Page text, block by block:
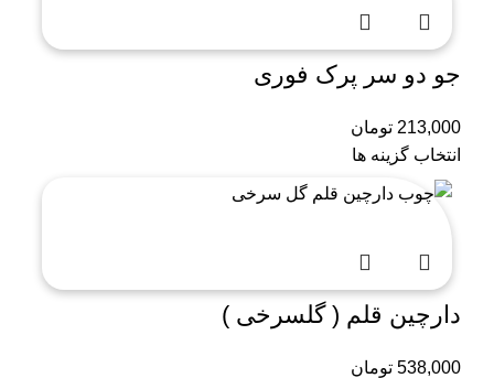
جو دو سر پرک فوری
213,000 تومان
انتخاب گزینه ها
دارچین قلم ( گلسرخی )
538,000 تومان